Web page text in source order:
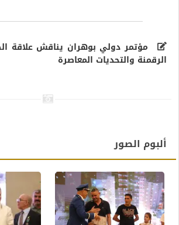
مؤتمر دولي بوهران يناقش علاقة
الرقمنة والتحديات المعاصرة
ألبوم الصور